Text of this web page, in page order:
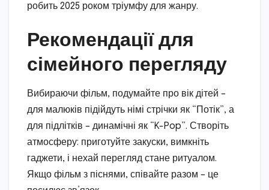
робить 2025 роком тріумфу для жанру.
Рекомендації для
сімейного перегляду
Вибираючи фільм, подумайте про вік дітей –
для малюків підійдуть німі стрічки як “Потік”, а
для підлітків – динамічні як “K-Pop”. Створіть
атмосферу: приготуйте закуски, вимкніть
гаджети, і нехай перегляд стане ритуалом.
Якщо фільм з піснями, співайте разом – це